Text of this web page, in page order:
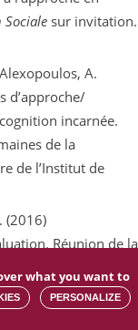
sur invitation.
A.
d’approche/
incarnée.
de la
de l’Institut de
(2016)
Réunion de la
Grenoble Alpes,
what you want to
PERSONALIZE